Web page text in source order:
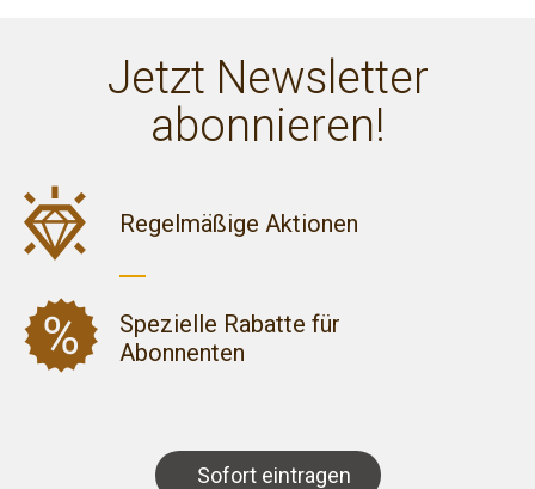
Jetzt Newsletter
abonnieren!
Regelmäßige Aktionen
Spezielle Rabatte für
Abonnenten
Sofort eintragen